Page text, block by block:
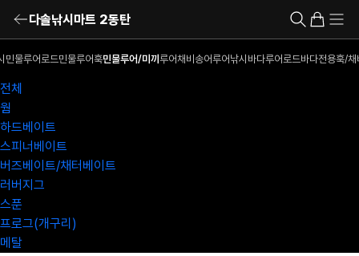
다솔낚시마트 2동탄
민물루어로드민물루어훅민물루어/미끼 루어채비 송어루어낚시 바다루어로드바다전용훅/채
전체
웜
하드베이트
스피너베이트
버즈베이트/채터베이트
러버지그
스푼
프로그(개구리)
메탈